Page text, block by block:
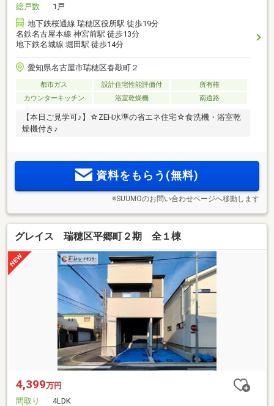
総戸数
1戸
地下鉄桜通線 瑞穂区役所駅 徒歩19分
名鉄名古屋本線 神宮前駅 徒歩13分
地下鉄名城線 堀田駅 徒歩14分
愛知県名古屋市瑞穂区春敲町２
都市ガス 設計住宅性能評価付
所有権
カウンターキッチン
浴室乾燥機 南道路
【本日ご見学可♪】☆ZEH水準の省エネ住宅☆食洗機・浴室乾
燥機付き♪
資料をもらう(無料)
※SUUMOのお問い合わせページへ移動します
グレイス 瑞穂区平郷町２期 全１棟
4,399万円
間取り
4LDK